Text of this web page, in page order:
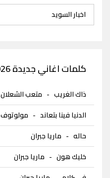
اخبار السويد
كلمات اغاني جديدة 2026
ذاك الغريب - متعب الشعلان
الدنيا فينا بتعاند - مولوتوف
حاله - ماريا جبران
خليك هون - ماريا جبران